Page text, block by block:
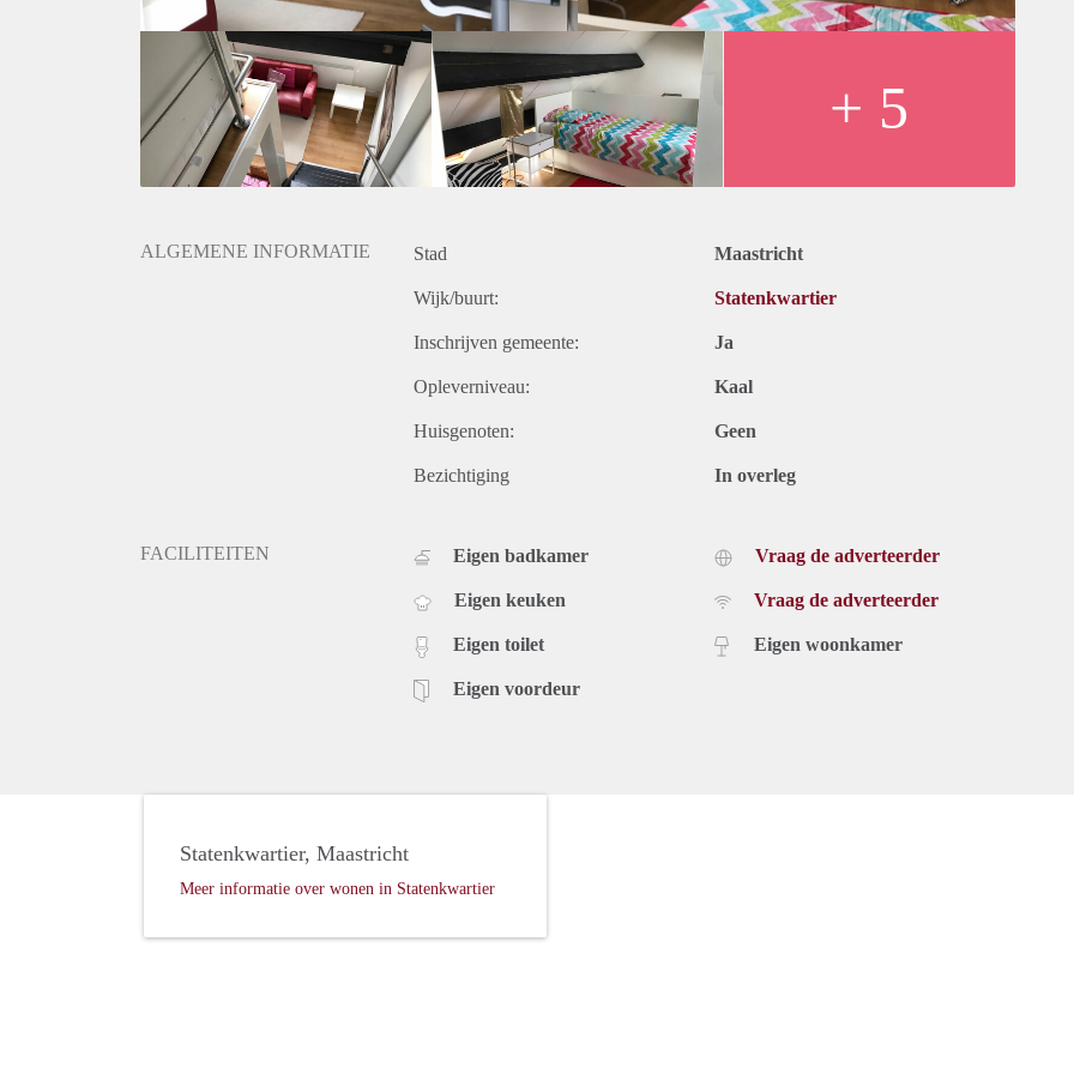
+ 5
ALGEMENE INFORMATIE Stad Maastricht
Wijk/buurt: Statenkwartier
Inschrijven gemeente: Ja
Opleverniveau: Kaal
Huisgenoten: Geen
Bezichtiging In overleg
FACILITEITEN Eigen badkamer
Eigen keuken
Eigen toilet
Eigen voordeur
Vraag de adverteerder
Vraag de adverteerder
Eigen woonkamer
Statenkwartier, Maastricht
Meer informatie over wonen in Statenkwartier